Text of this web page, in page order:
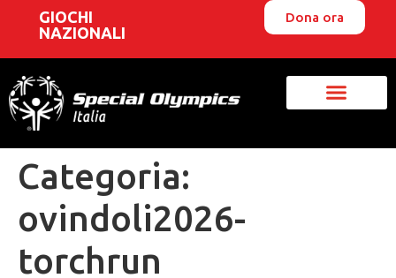
GIOCHI
NAZIONALI
Dona ora
Categoria:
ovindoli2026-
torchrun